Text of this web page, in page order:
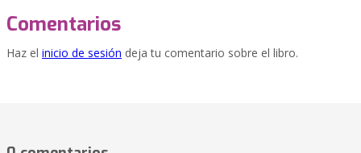
Comentarios
Haz el inicio de sesión deja tu comentario sobre el libro.